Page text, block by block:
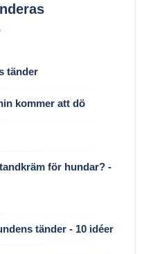
tänder
kommer att dö
för hundar? -
tänder - 10 idéer